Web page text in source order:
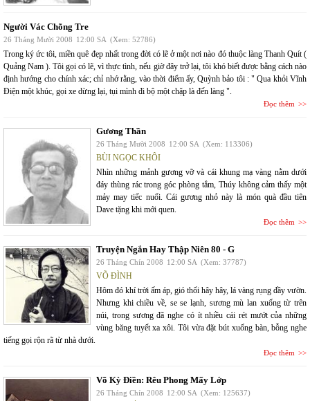
Người Vác Chõng Tre
26 Tháng Mười 2008 12:00 SA (Xem: 52786)
Trong ký ức tôi, miền quê đẹp nhất trong đời có lẽ ở một nơi nào đó thuộc làng Thanh Quít (
Quảng Nam ). Tôi gọi có lẽ, vì thực tình, nếu giờ đây trở lại, tôi khó biết được bằng cách nào
định hướng cho chính xác; chỉ nhớ rằng, vào thời điểm ấy, Quỳnh bảo tôi : " Qua khỏi Vĩnh
Điện một khúc, gọi xe dừng lại, tụi mình đi bộ một chặp là đến làng ".
Đọc thêm
Gương Thần
26 Tháng Mười 2008 12:00 SA (Xem: 113306)
BÙI NGỌC KHÔI
Nhìn những mảnh gương vỡ và cái khung mạ vàng nằm dưới
đáy thùng rác trong góc phòng tắm, Thúy không cảm thấy một
mảy may tiếc nuối. Cái gương nhỏ này là món quà đầu tiên
Dave tặng khi mới quen.
Đọc thêm
Truyện Ngắn Hay Thập Niên 80 - G
26 Tháng Chín 2008 12:00 SA (Xem: 37787)
VÕ ĐÌNH
Hôm đó khí trời ấm áp, gió thổi hây hây, lá vàng rụng đầy vườn.
Nhưng khi chiều về, se se lạnh, sương mù lan xuống từ trên
núi, trong sương đã nghe có ít nhiều cái rét mướt của những
vùng băng tuyết xa xôi. Tôi vừa đặt bút xuống bàn, bỗng nghe
tiếng gọi rộn rã từ nhà dưới.
Đọc thêm
Võ Kỳ Điền: Rêu Phong Mấy Lớp
26 Tháng Chín 2008 12:00 SA (Xem: 125637)